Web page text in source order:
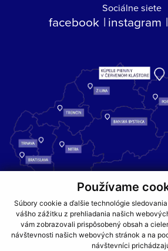
Používame
Súbory cookie a ďalšie technológie
vášho zážitku z prehliadania našich
vám zobrazovali prispôsobený obsah a
návštevnosti našich webových stránok a na
návštevníci
Sociálne siete
facebook instagram
Kúpele Pieniny – miesto, kde sa príroda
vody a oddychom pre telo
GDPR COOKIES PARTNERI